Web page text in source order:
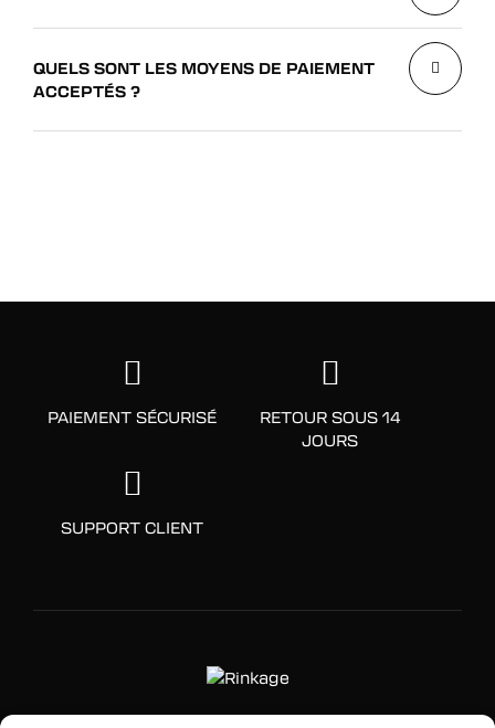
QUELS SONT LES MOYENS DE PAIEMENT
ACCEPTÉS ?
PAIEMENT SÉCURISÉ
RETOUR SOUS 14
JOURS
SUPPORT CLIENT